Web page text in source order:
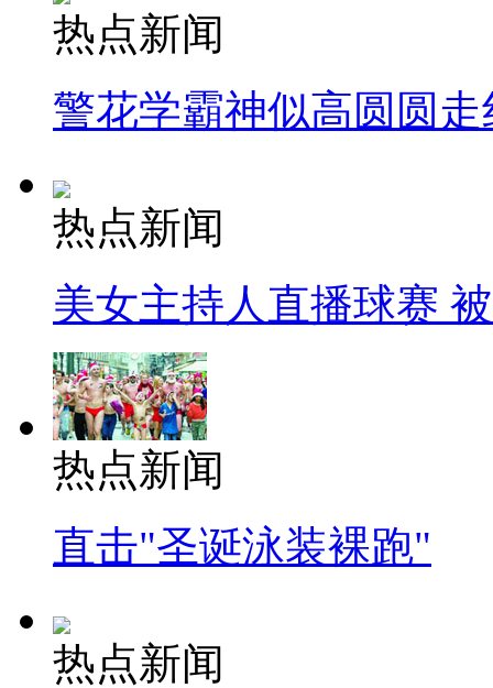
热点新闻
警花学霸神似高圆圆走
热点新闻
美女主持人直播球赛
热点新闻
直击"圣诞泳装裸跑"
热点新闻